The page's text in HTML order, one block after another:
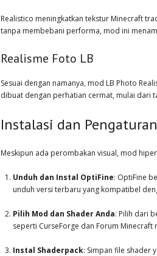
Realistico meningkatkan tekstur Minecraft
tanpa membebani performa, mod ini
Realisme Foto LB
Sesuai dengan namanya, mod LB Photo
dibuat dengan perhatian cermat, mulai dari
Instalasi dan Pengaturan
Meskipun ada perombakan visual, mod
Unduh dan Instal OptiFine: OptiFine
unduh versi terbaru yang kompatibel
Pilih Mod dan Shader Anda: Pilih dari
seperti CurseForge dan Forum Minecraft
Instal Shaderpack: Simpan file shader